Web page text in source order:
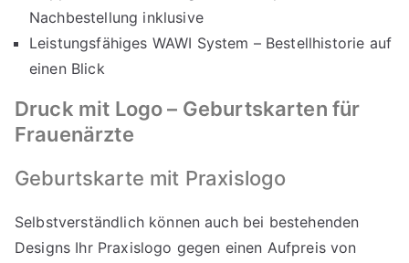
Nachbestellung inklusive
Leistungsfähiges WAWI System – Bestellhistorie auf
einen Blick
Druck mit Logo – Geburtskarten für
Frauenärzte
Geburtskarte mit Praxislogo
Selbstverständlich können auch bei bestehenden
Designs Ihr Praxislogo gegen einen Aufpreis von